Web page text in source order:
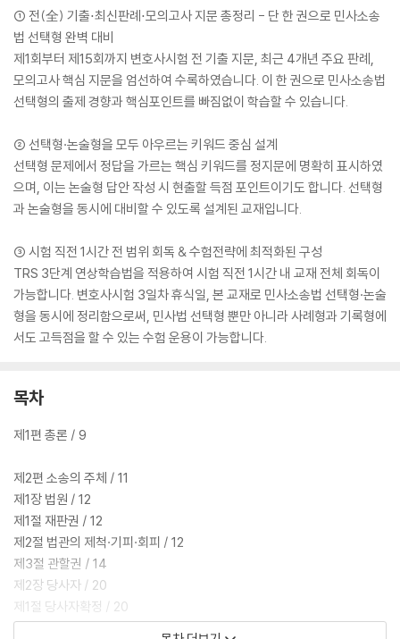
① 전(全) 기출⋅최신판례⋅모의고사 지문 총정리 - 단 한 권으로 민사소송
법 선택형 완벽 대비
제1회부터 제15회까지 변호사시험 전 기출 지문, 최근 4개년 주요 판례,
모의고사 핵심 지문을 엄선하여 수록하였습니다. 이 한 권으로 민사소송법
선택형의 출제 경향과 핵심포인트를 빠짐없이 학습할 수 있습니다.
② 선택형·논술형을 모두 아우르는 키워드 중심 설계
선택형 문제에서 정답을 가르는 핵심 키워드를 정지문에 명확히 표시하였
으며, 이는 논술형 답안 작성 시 현출할 득점 포인트이기도 합니다. 선택형
과 논술형을 동시에 대비할 수 있도록 설계된 교재입니다.
③ 시험 직전 1시간 전 범위 회독 & 수험전략에 최적화된 구성
TRS 3단계 연상학습법을 적용하여 시험 직전 1시간 내 교재 전체 회독이
가능합니다. 변호사시험 3일차 휴식일, 본 교재로 민사소송법 선택형·논술
형을 동시에 정리함으로써, 민사법 선택형 뿐만 아니라 사례형과 기록형에
서도 고득점을 할 수 있는 수험 운용이 가능합니다.
목차
제1편 총론 / 9
제2편 소송의 주체 / 11
제1장 법원 / 12
제1절 재판권 / 12
제2절 법관의 제척·기피·회피 / 12
제3절 관할권 / 14
제2장 당사자 / 20
제1절 당사자확정 / 20
제2절 당사자자격 / 24